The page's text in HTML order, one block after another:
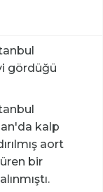
gördüğü
kalp
aort
bir